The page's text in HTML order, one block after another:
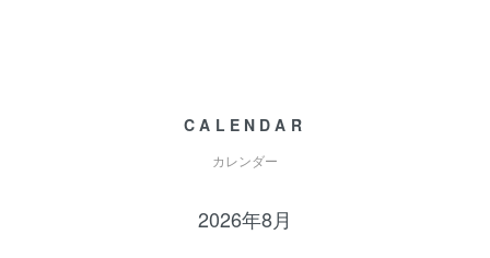
CALENDAR
カレンダー
2026年8月